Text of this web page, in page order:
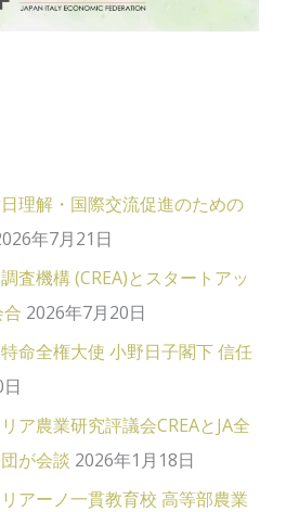
理解・国際交流促進のための
年7月21日
査機構 (CREA)とスタートアッ
2026年7月20日
命全権大使 小野日子閣下 信任
ア農業研究評議会CREAとJA全
が会談 2026年1月18日
アーノ一貫教育校 高等部農業